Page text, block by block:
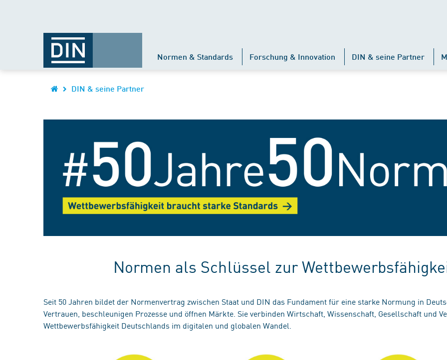
Normen & Standards Forschung & Innovation DIN & seine Partner
DIN & seine Partner
Normen als Schlüssel zur
Seit 50 Jahren bildet der Normenvertrag zwischen Staat und DIN das Fundament für eine starke Normung in
Vertrauen, beschleunigen Prozesse und öffnen Märkte. Sie verbinden Wirtschaft, Wissenschaft, Gesellschaft und
Wettbewerbsfähigkeit Deutschlands im digitalen und globalen Wandel.